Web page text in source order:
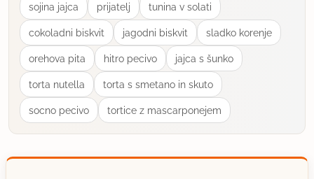
sojina jajca prijatelj tunina v solati
cokoladni biskvit jagodni biskvit sladko korenje
orehova pita hitro pecivo jajca s šunko
torta nutella torta s smetano in skuto
socno pecivo tortice z mascarponejem